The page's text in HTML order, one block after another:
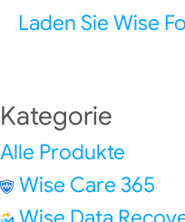
Laden Sie Wise
Kategorie
Alle Produkte
Wise Care 365